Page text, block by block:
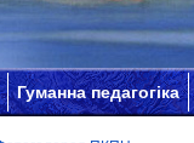
Гуманна педагогіка